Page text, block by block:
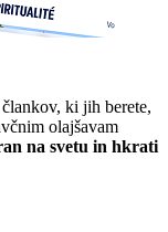
člankov, ki jih berete,
olajšavam
na svetu in hkrati